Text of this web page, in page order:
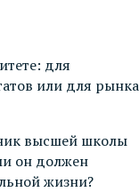
для
или для рынка
высшей школы
он должен
жизни?